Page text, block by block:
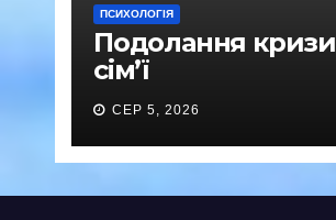
ПСИХОЛОГІЯ
Подолання кризи
сім’ї
СЕР 5, 2026